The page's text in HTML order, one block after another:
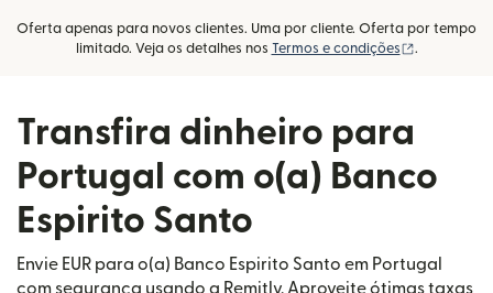
Oferta apenas para novos clientes. Uma por cliente. Oferta por tempo
limitado. Veja os detalhes nos Termos e condições (abre em
.
Transfira dinheiro para
Portugal com o(a) Banco
Espirito Santo
Envie EUR para o(a) Banco Espirito Santo em Portugal
com segurança usando a Remitly. Aproveite ótimas taxas